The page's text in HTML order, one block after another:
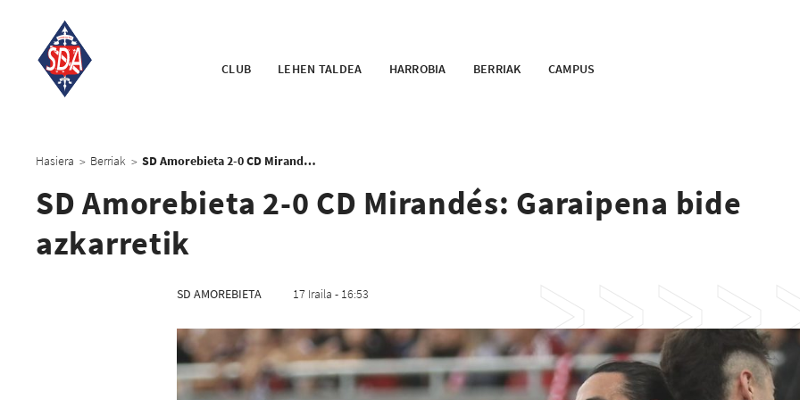
CLUB LEHEN TALDEA HARROBIA BERRIAK CAMPUS
Hasiera > Berriak > SD Amorebieta 2-0 CD Mirandés: Garaipena bide azkarretik
SD Amorebieta 2-0 CD Mirandés: Garaipena bide
azkarretik
SD AMOREBIETA 17 Iraila - 16:53